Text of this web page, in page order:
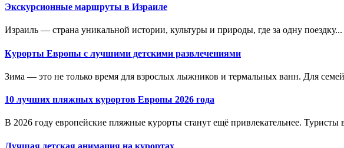
Экскурсионные маршруты в Израиле
Израиль — страна уникальной истории, культуры и природы, где за одну поездку...
Курорты Европы с лучшими детскими развлечениями
Зима — это не только время для взрослых лыжников и термальных ванн. Для
10 лучших пляжных курортов Европы 2026 года
В 2026 году европейские пляжные курорты станут ещё привлекательнее. Туристы
Лучшая детская анимация на курортах